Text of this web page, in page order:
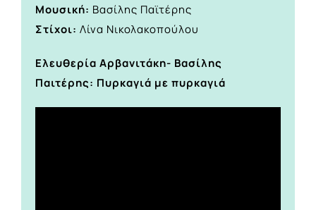
Μουσική: Βασίλης Παϊτέρης
Στίχοι: Λίνα Νικολακοπούλου
Ελευθερία Αρβανιτάκη- Βασίλης
Παιτέρης: Πυρκαγιά με πυρκαγιά